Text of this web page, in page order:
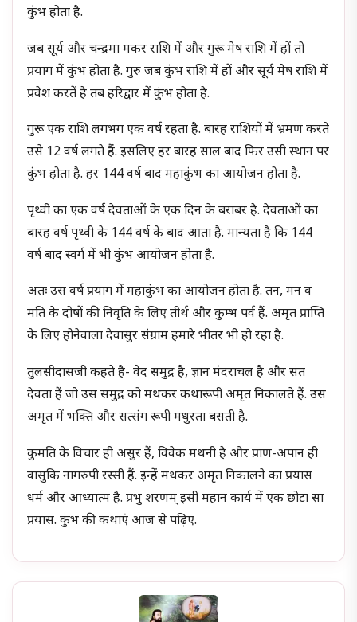
कुंभ होता है.
जब सूर्य और चन्द्रमा मकर राशि में और गुरू मेष राशि में हों तो
प्रयाग में कुंभ होता है. गुरु जब कुंभ राशि में हों और सूर्य मेष राशि में
प्रवेश करतें है तब हरिद्वार में कुंभ होता है.
गुरू एक राशि लगभग एक वर्ष रहता है. बारह राशियों में भ्रमण करते
उसे 12 वर्ष लगते हैं. इसलिए हर बारह साल बाद फिर उसी स्थान पर
कुंभ होता है. हर 144 वर्ष बाद महाकुंभ का आयोजन होता है.
पृथ्वी का एक वर्ष देवताओं के एक दिन के बराबर है. देवताओं का
बारह वर्ष पृथ्वी के 144 वर्ष के बाद आता है. मान्यता है कि 144
वर्ष बाद स्वर्ग में भी कुंभ आयोजन होता है.
अतः उस वर्ष प्रयाग में महाकुंभ का आयोजन होता है. तन, मन व
मति के दोषों की निवृति के लिए तीर्थ और कुम्भ पर्व हैं. अमृत प्राप्ति
के लिए होनेवाला देवासुर संग्राम हमारे भीतर भी हो रहा है.
तुलसीदासजी कहते है- वेद समुद्र है, ज्ञान मंदराचल है और संत
देवता हैं जो उस समुद्र को मथकर कथारूपी अमृत निकालते हैं. उस
अमृत में भक्ति और सत्संग रूपी मधुरता बसती है.
कुमति के विचार ही असुर हैं, विवेक मथनी है और प्राण-अपान ही
वासुकि नागरुपी रस्सी हैं. इन्हें मथकर अमृत निकालने का प्रयास
धर्म और आध्यात्म है. प्रभु शरणम् इसी महान कार्य में एक छोटा सा
प्रयास. कुंभ की कथाएं आज से पढ़िए.